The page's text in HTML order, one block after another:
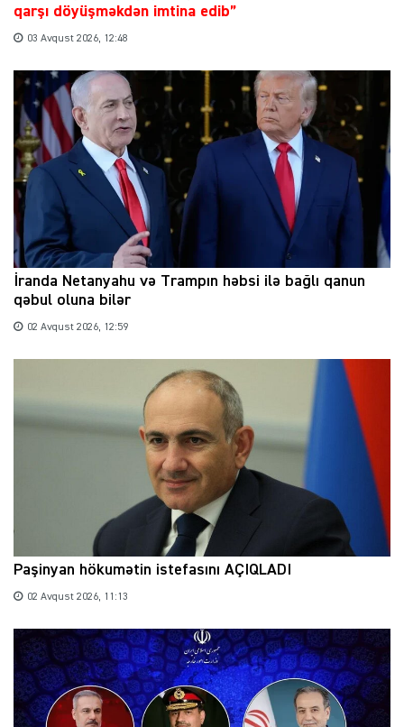
qarşı döyüşməkdən imtina edib”
03 Avqust 2026, 12:48
İranda Netanyahu və Trampın həbsi ilə bağlı qanun
qəbul oluna bilər
02 Avqust 2026, 12:59
Paşinyan hökumətin istefasını AÇIQLADI
02 Avqust 2026, 11:13